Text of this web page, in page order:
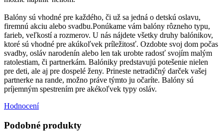
Balóny sú vhodné pre každého, či už sa jedná o detskú oslavu,
firemnú akciu alebo svadbu.Ponúkame vám balóny rôzneho typu,
farieb, veľkostí a rozmerov. U nás nájdete všetky druhy balónikov,
ktoré sú vhodné pre akúkoľvek príležitosť. Ozdobte svoj dom počas
svadby, osláv narodenín alebo len tak urobte radosť svojím malým
ratolestiam, či partnerkám. Balóniky predstavujú potešenie nielen
pre deti, ale aj pre dospelé ženy. Prineste netradičný darček vašej
partnerke na rande, možno práve týmto ju očaríte. Balóny sú
príjemným spestrením pre akékoľvek typy osláv.
Hodnocení
Podobné produkty